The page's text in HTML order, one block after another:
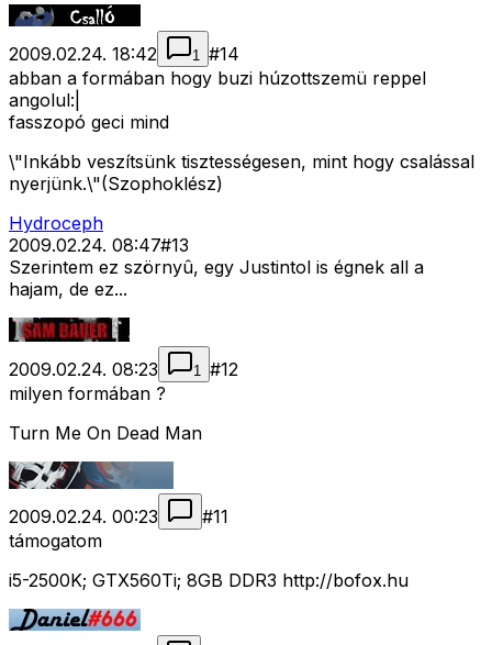
2009.02.24. 18:42 1 #14
abban a formában hogy buzi húzottszemü reppel
angolul:|
fasszopó geci mind
\"Inkább veszítsünk tisztességesen, mint hogy csalással
nyerjünk.\"(Szophoklész)
Hydroceph
2009.02.24. 08:47#13
Szerintem ez szörnyû, egy Justintol is égnek all a
hajam, de ez...
2009.02.24. 08:23 1 #12
milyen formában ?
Turn Me On Dead Man
2009.02.24. 00:23 #11
támogatom
i5-2500K; GTX560Ti; 8GB DDR3 http://bofox.hu